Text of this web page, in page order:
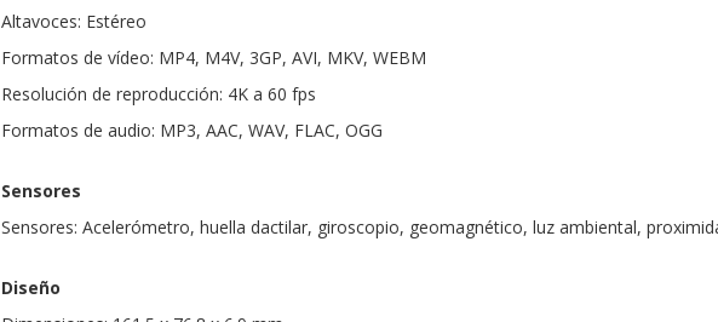
Altavoces: Estéreo
Formatos de vídeo: MP4, M4V, 3GP, AVI, MKV, WEBM
Resolución de reproducción: 4K a 60 fps
Formatos de audio: MP3, AAC, WAV, FLAC, OGG
Sensores
Sensores: Acelerómetro, huella dactilar, giroscopio, geomagnético, luz ambiental,
Diseño